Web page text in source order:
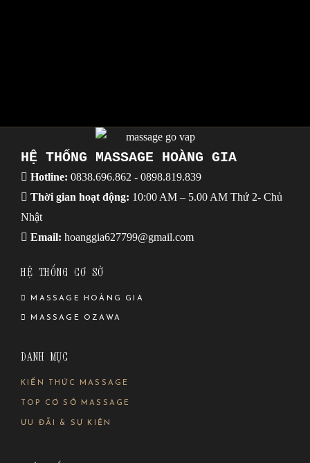
HỆ THỐNG MASSAGE HOÀNG GIA
Hotline: 0838.696.862 - 0898.819.839
Thời gian hoạt động: 10:00 AM – 5.00 AM Thứ 2- Chủ
Nhật
Email: hoanggia627799@gmail.com
HỆ THỐNG CƠ SỞ
MASSAGE HOÀNG GIA
MASSAGE OZAWA
DANH MỤC
KIẾN THỨC MASSAGE
TOP CƠ SỞ MASSAGE
ƯU ĐÃI & SỰ KIỆN